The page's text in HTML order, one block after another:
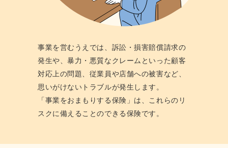
事業を営むうえでは、訴訟・損害賠償請求の
発⽣や、暴⼒・悪質なクレームといった顧客
対応上の問題、従業員や店舗への被害など、
思いがけないトラブルが発⽣します。
「事業をおまもりする保険」は、これらのリ
スクに備えることのできる保険です。